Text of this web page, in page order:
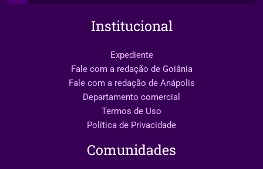
Institucional
Expediente
Fale com a redação de Goiânia
Fale com a redação de Anápolis
Departamento comercial
Termos de Uso
Política de Privacidade
Comunidades